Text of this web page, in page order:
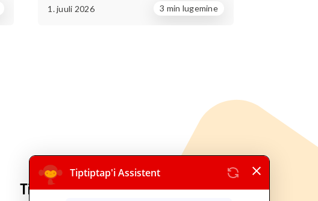
1. juuli 2026 3 min lugemine
Tiptiptap OÜ